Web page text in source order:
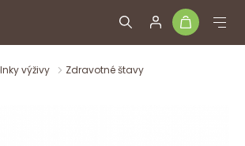
výživy Zdravotné štavy